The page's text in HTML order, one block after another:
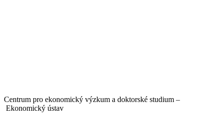
Centrum pro ekonomický výzkum a doktorské studium –
Ekonomický ústav